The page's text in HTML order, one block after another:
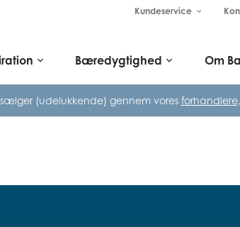
Kundeservice keyboard_arrow_down
keyboard_arrow_down Bæredygtighed keyboard_arrow_down Om
(udelukkende) gennem vores